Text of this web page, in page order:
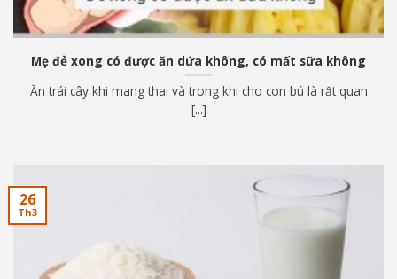
Mẹ đẻ xong có được ăn dứa không, có mất sữa không
Ăn trái cây khi mang thai và trong khi cho con bú là rất quan
[...]
26
Th3